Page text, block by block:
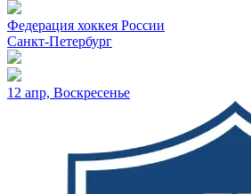
Федерация хоккея России
Санкт-Петербург
12 апр, Воскресенье